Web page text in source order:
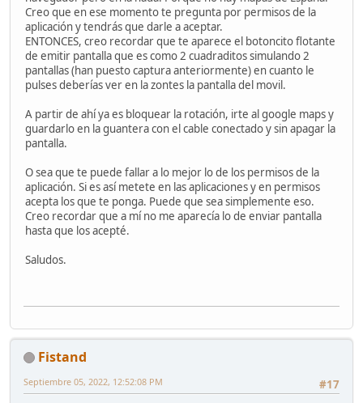
Creo que en ese momento te pregunta por permisos de la
aplicación y tendrás que darle a aceptar.
ENTONCES, creo recordar que te aparece el botoncito flotante
de emitir pantalla que es como 2 cuadraditos simulando 2
pantallas (han puesto captura anteriormente) en cuanto le
pulses deberías ver en la zontes la pantalla del movil.
A partir de ahí ya es bloquear la rotación, irte al google maps y
guardarlo en la guantera con el cable conectado y sin apagar la
pantalla.
O sea que te puede fallar a lo mejor lo de los permisos de la
aplicación. Si es así metete en las aplicaciones y en permisos
acepta los que te ponga. Puede que sea simplemente eso.
Creo recordar que a mí no me aparecía lo de enviar pantalla
hasta que los acepté.
Saludos.
Fistand
#17
Septiembre 05, 2022, 12:52:08 PM